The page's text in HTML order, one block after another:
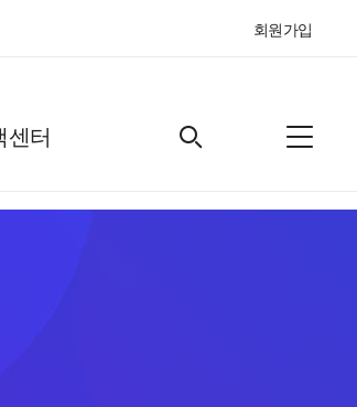
회원가입
센터